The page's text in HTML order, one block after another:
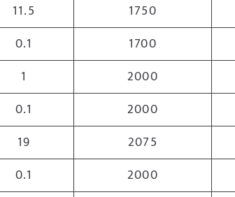
11.5 1750
0.1 1700
1 2000
0.1 2000
19 2075
0.1 2000